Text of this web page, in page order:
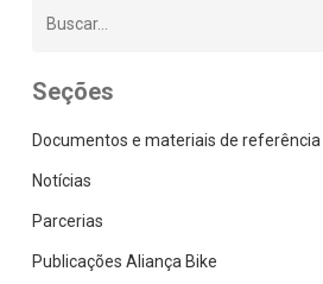
Seções
Documentos e materiais de referência
Notícias
Parcerias
Publicações Aliança Bike